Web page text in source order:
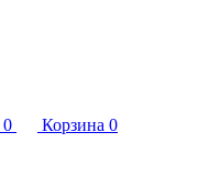
0 Корзина 0